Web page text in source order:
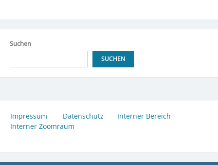
Suchen
SUCHEN
Impressum Datenschutz
Interner Bereich
Interner Zoomraum